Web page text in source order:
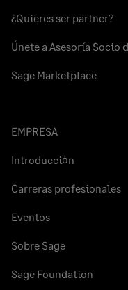
¿Quieres ser partner?
Únete a Asesoría Socio
Sage Marketplace
EMPRESA
Introducción
Carreras profesionales
Eventos
Sobre Sage
Sage Foundation